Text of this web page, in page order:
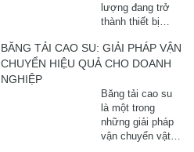
lượng đang trở
thành thiết bị
trong các nhà
xưởng, kho bãi,
nghiệp sản xuất.
Bài viết phân tích
lợi ...
BĂNG TẢI CAO SU: GIẢI PHÁP VẬN
CHUYỂN HIỆU QUẢ CHO DOANH
NGHIỆP
Băng tải cao su
là một trong
những giải pháp
vận chuyển vật